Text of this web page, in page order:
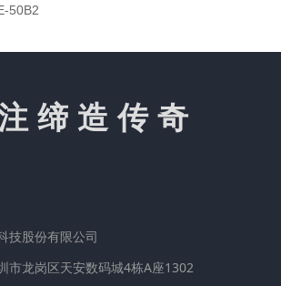
50B2
技股份有限公司
市龙岗区天安数码城4栋A座1302
缔造传奇